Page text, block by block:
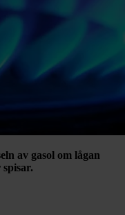
av gasol om lågan